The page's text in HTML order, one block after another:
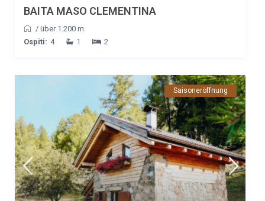
BAITA MASO CLEMENTINA
/ über 1.200 m.
Ospiti: 4 1 2
Saisoneröffnung